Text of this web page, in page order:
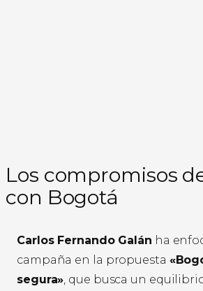
Los compromisos
con Bogotá
Carlos Fernando Galán ha
campaña en la propuesta
segura» , que busca un